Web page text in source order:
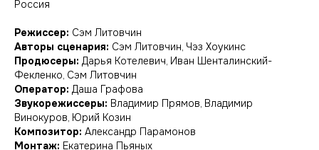
Россия
Режиссер: Сэм Литовчин
Авторы сценария: Сэм Литовчин, Чэз Хоукинс
Продюсеры: Дарья Котелевич, Иван Шенталинский-
Фекленко, Сэм Литовчин
Оператор: Даша Графова
Звукорежиссеры: Владимир Прямов, Владимир
Винокуров, Юрий Козин
Композитор: Александр Парамонов
Монтаж: Екатерина Пьяных